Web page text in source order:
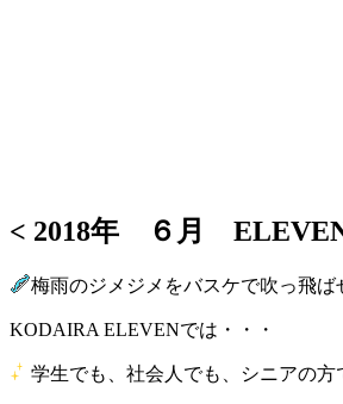
< 2018年 ６月
梅雨のジメジメをバスケで吹っ飛ば
KODAIRA ELEVENでは・・・
学生でも、社会人でも、シニアの方